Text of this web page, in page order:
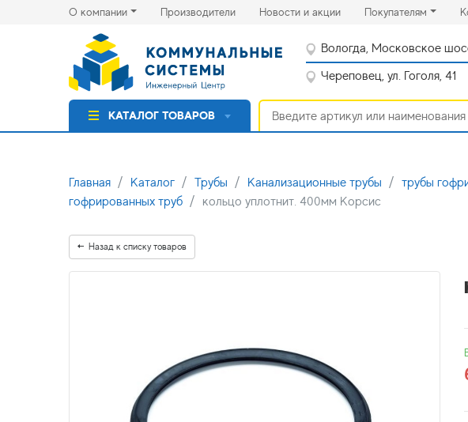
О компании Производители(current)Новости и акции(current)Покупателям
Вологда, Московское
Череповец, ул. Гоголя, 41
КАТАЛОГ ТОВАРОВ
Главная Каталог Трубы Канализационные трубы трубы
гофрированных труб
кольцо уплотнит. 400мм Корсис
Назад к списку товаров